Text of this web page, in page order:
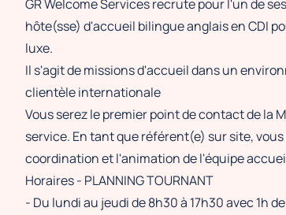
GR Welcome Services recrute pour l'un de
hôte(sse) d'accueil bilingue anglais en CDI
luxe.
Il s'agit de missions d'accueil dans un
clientèle internationale
Vous serez le premier point de contact de la
service. En tant que référent(e) sur site,
coordination et l'animation de l'équipe
Horaires - PLANNING TOURNANT
- Du lundi au jeudi de 8h30 à 17h30 avec 1h